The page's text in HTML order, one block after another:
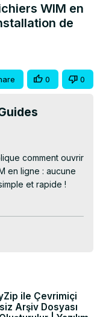
WIM en
de
0 0
comment ouvrir
en ligne : aucune
et rapide !
vous manquez
wim-en-ligne.html
le simplement
démarre !
ile Çevrimiçi
Arşiv Dosyası